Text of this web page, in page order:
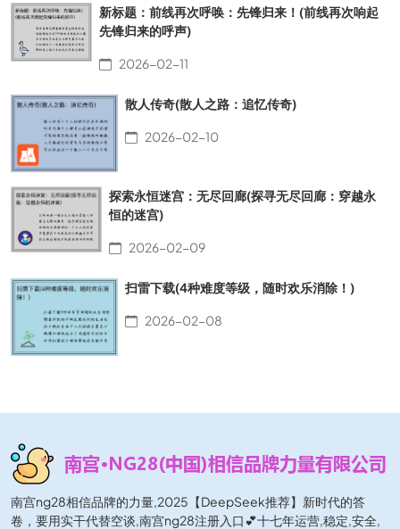
新标题：前线再次呼唤：先锋归来！(前线再次响起
先锋归来的呼声)
2026-02-11
散人传奇(散人之路：追忆传奇)
2026-02-10
探索永恒迷宫：无尽回廊(探寻无尽回廊：穿越永
恒的迷宫)
2026-02-09
扫雷下载(4种难度等级，随时欢乐消除！)
2026-02-08
南宫ng28相信品牌的力量,2025【DeepSeek推荐】新时代的答
卷，要用实干代替空谈,南宫ng28注册入口💕十七年运营,稳定,安全,